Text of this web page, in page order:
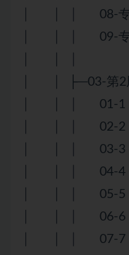
│ │ │ 08-专业
│ │ │ 09-专业
│ │ ├─03-第2周
│ │ │ 01-1 算
│ │ │ 02-2 病
│ │ │ 03-3 创
│ │ │ 04-4 8种
│ │ │ 05-5 如
│ │ │ 06-6 选
│ │ │ 07-7 看